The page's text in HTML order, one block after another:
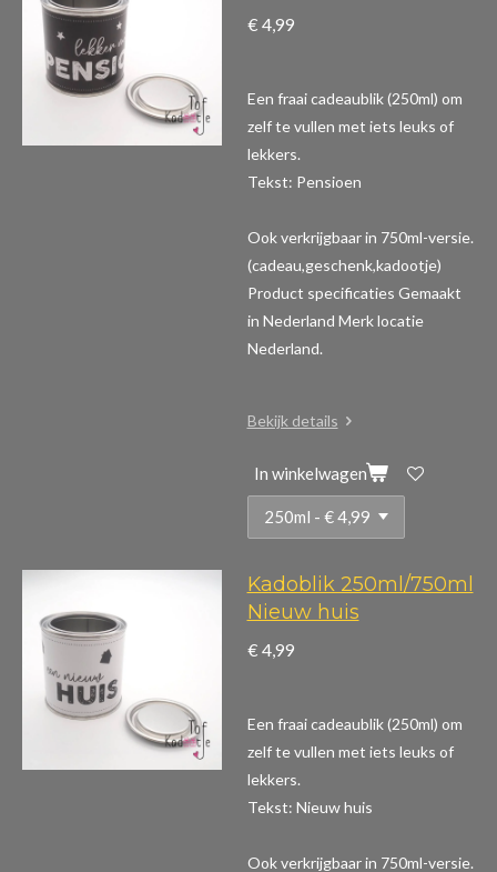
€ 4,99
Een fraai cadeaublik (250ml) om
zelf te vullen met iets leuks of
lekkers.
Tekst: Pensioen
Ook verkrijgbaar in 750ml-versie.
(cadeau,geschenk,kadootje)
Product specificaties Gemaakt
in Nederland Merk locatie
Nederland.
Bekijk details
In winkelwagen
Kadoblik 250ml/750ml
Nieuw huis
€ 4,99
Een fraai cadeaublik (250ml) om
zelf te vullen met iets leuks of
lekkers.
Tekst: Nieuw huis
Ook verkrijgbaar in 750ml-versie.